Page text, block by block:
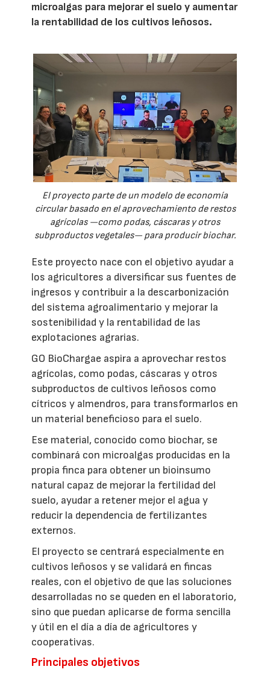
microalgas para mejorar el suelo y aumentar
la rentabilidad de los cultivos leñosos.
El proyecto parte de un modelo de economía
circular basado en el aprovechamiento de restos
agrícolas —como podas, cáscaras y otros
subproductos vegetales— para producir biochar.
Este proyecto nace con el objetivo ayudar a
los agricultores a diversificar sus fuentes de
ingresos y contribuir a la descarbonización
del sistema agroalimentario y mejorar la
sostenibilidad y la rentabilidad de las
explotaciones agrarias.
GO BioChargae aspira a aprovechar restos
agrícolas, como podas, cáscaras y otros
subproductos de cultivos leñosos como
cítricos y almendros, para transformarlos en
un material beneficioso para el suelo.
Ese material, conocido como biochar, se
combinará con microalgas producidas en la
propia finca para obtener un bioinsumo
natural capaz de mejorar la fertilidad del
suelo, ayudar a retener mejor el agua y
reducir la dependencia de fertilizantes
externos.
El proyecto se centrará especialmente en
cultivos leñosos y se validará en fincas
reales, con el objetivo de que las soluciones
desarrolladas no se queden en el laboratorio,
sino que puedan aplicarse de forma sencilla
y útil en el día a día de agricultores y
cooperativas.
Principales objetivos